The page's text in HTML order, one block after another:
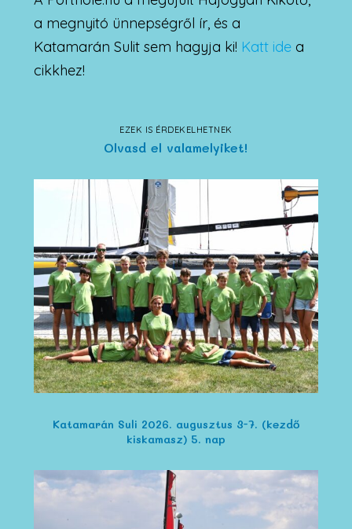
a megnyitó ünnepségről ír, és a
Katamarán Sulit sem hagyja ki! Katt idea
cikkhez!
EZEK IS ÉRDEKELHETNEK
Olvasd el valamelyiket!
Katamarán Suli 2026. augusztus 3-7. (kezdő
kiskamasz) 5. nap